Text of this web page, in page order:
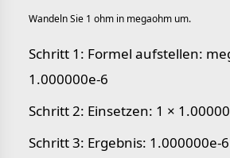
Wandeln Sie 1 ohm in megaohm um.
Schritt 1: Formel aufstellen:
1.000000e-6
Schritt 2: Einsetzen: 1 ×
Schritt 3: Ergebnis: 1.000000e-